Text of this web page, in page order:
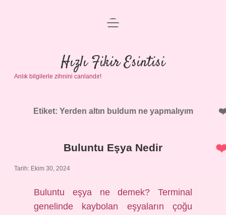
Anasayfa
Gizlilik Politikası
Yasal Uyarı
menüyü
Hızlı Fikir Esintisi
Anlık bilgilerle zihnini canlandır!
Etiket: Yerden altın buldum ne yapmalıyım
Buluntu Eşya Nedir
Tarih: Ekim 30, 2024
Buluntu eşya ne demek? Terminal
genelinde kaybolan eşyaların çoğu